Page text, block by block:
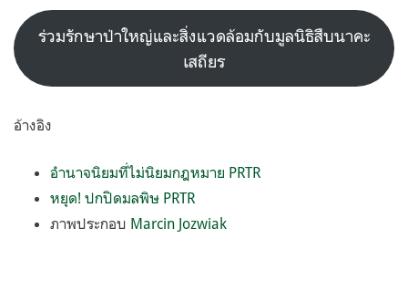
ร่วมรักษาป่าใหญ่และสิ่งแวดล้อมกับมูลนิธิสืบนาคะ
เสถียร
อ้างอิง
อำนาจนิยมที่ไม่นิยมกฎหมาย PRTR
หยุด! ปกปิดมลพิษ PRTR
ภาพประกอบ Marcin Jozwiak